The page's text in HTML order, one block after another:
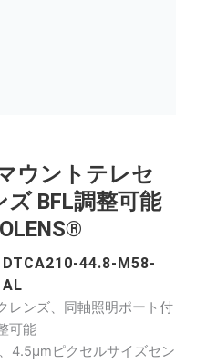
ウントテレセ
BFL調整可能
DTCA210-44.8-M58-
AL
レンズ、同軸照明ポート付
可能
4.5μmピクセルサイズセン